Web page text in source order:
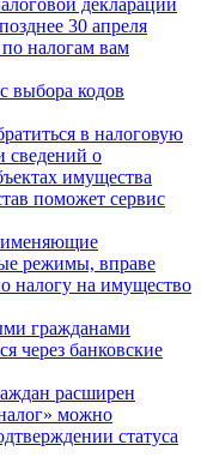
30 апреля
налогам вам
выбора кодов
в налоговую
сведений о
имущества
поможет сервис
режимы, вправе
налогу на имущество
гражданами
через банковские
расширен
можно
статуса